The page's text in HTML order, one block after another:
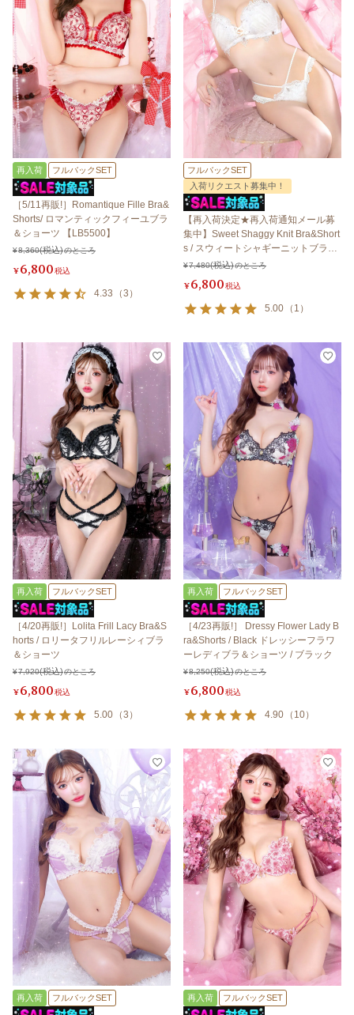
再入荷 フルバックSET
［5/11再販!］Romantique Fille Bra&
Shorts/ ロマンティックフィーユブラ
＆ショーツ 【LB5500】
¥8,360 のところ
¥6,800税込
4.33 （3 ）
フルバックSET
入荷リクエスト募集中！
【再入荷決定★再入荷通知メール募
集中】Sweet Shaggy Knit Bra&Short
s / スウィートシャギーニットブラ＆
ショーツ
¥7,480 のところ
¥6,800税込
5.00 （ 1 ）
再入荷 フルバックSET
［4/20再販!］Lolita Frill Lacy Bra&S
horts / ロリータフリルレーシィブラ
＆ショーツ
¥7,920 のところ
¥6,800税込
5.00 （3 ）
再入荷 フルバックSET
［4/23再販!］ Dressy Flower Lady B
ra&Shorts / Black ドレッシーフラワ
ーレディブラ＆ショーツ / ブラック
¥8,250 のところ
¥6,800税込
4.90 （ 10）
再入荷 フルバックSET 再入荷 フルバックSET